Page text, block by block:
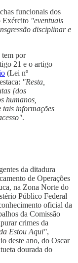
funcionais dos
Exército "eventuais
disciplinar e
tem por
21 e o artigo
(Lei nº
"Resta,
[dos
humanos,
tais informações
.
da ditadura
de Operações
na Zona Norte do
Público Federal
oficial da
da Comissão
crimes da
Estou Aqui",
deste ano, do Oscar
dourada do